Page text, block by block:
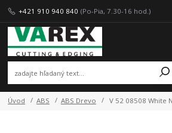
+421 910 940 840 (Po-Pia, 7.30-16 hod.)
Úvod ABS ABS Drevo V 52 08508 White